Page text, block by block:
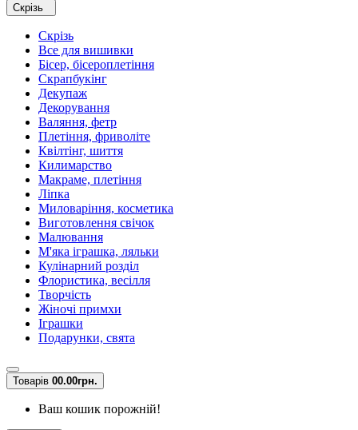
Скрізь
Скрізь
Все для вишивки
Бісер, бісероплетіння
Скрапбукінг
Декупаж
Декорування
Валяння, фетр
Плетіння, фриволіте
Квілтінг, шиття
Килимарство
Макраме, плетіння
Ліпка
Миловаріння, косметика
Виготовлення свічок
Малювання
М'яка іграшка, ляльки
Кулінарний розділ
Флористика, весілля
Творчість
Жіночі примхи
Іграшки
Подарунки, свята
Товарів 00.00грн.
Ваш кошик порожній!